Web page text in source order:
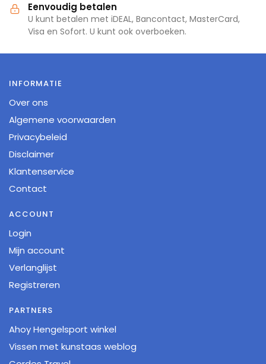
Eenvoudig betalen
U kunt betalen met iDEAL, Bancontact, MasterCard,
Visa en Sofort. U kunt ook overboeken.
INFORMATIE
Over ons
Algemene voorwaarden
Privacybeleid
Disclaimer
Klantenservice
Contact
ACCOUNT
Login
Mijn account
Verlanglijst
Registreren
PARTNERS
Ahoy Hengelsport winkel
Vissen met kunstaas weblog